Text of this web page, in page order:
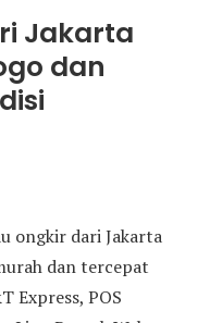
Jakarta
dan
ongkir dari Jakarta
dan tercepat
Express, POS